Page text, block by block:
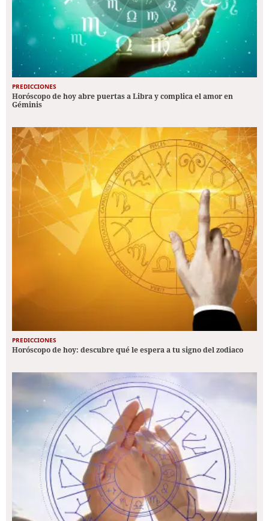
PREDICCIONES
Horóscopo de hoy abre puertas a Libra y complica el amor en
Géminis
PREDICCIONES
Horóscopo de hoy: descubre qué le espera a tu signo del zodiaco